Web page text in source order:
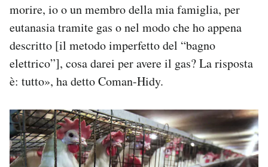
morire, io o un membro della mia famiglia, per
eutanasia tramite gas o nel modo che ho appena
descritto [il metodo imperfetto del “bagno
elettrico”], cosa darei per avere il gas? La risposta
è: tutto», ha detto Coman-Hidy.